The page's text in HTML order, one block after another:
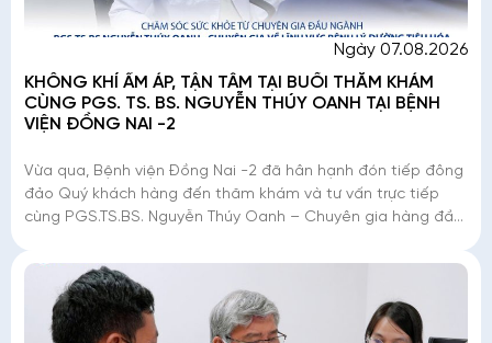
Ngày 07.08.2026
KHÔNG KHÍ ẤM ÁP, TẬN TÂM TẠI BUỔI THĂM KHÁM
CÙNG PGS. TS. BS. NGUYỄN THÚY OANH TẠI BỆNH
VIỆN ĐỒNG NAI -2
Vừa qua, Bệnh viện Đồng Nai -2 đã hân hạnh đón tiếp đông
đảo Quý khách hàng đến thăm khám và tư vấn trực tiếp
cùng PGS.TS.BS. Nguyễn Thúy Oanh – Chuyên gia hàng đầu